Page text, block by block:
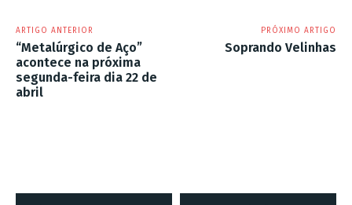
ARTIGO ANTERIOR
“Metalúrgico de Aço”
acontece na próxima
segunda-feira dia 22 de
abril
PRÓXIMO ARTIGO
Soprando Velinhas